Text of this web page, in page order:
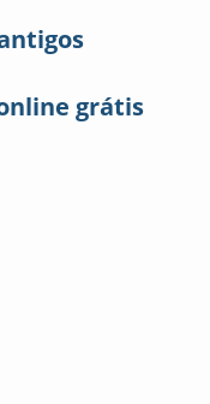
grátis